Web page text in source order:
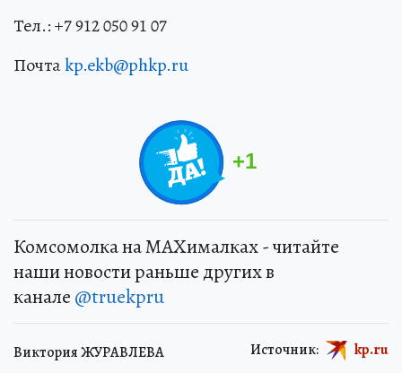
Тел.: +7 912 050 91 07
Почтаkp.ekb@phkp.ru
+1
Комсомолка на MAXималках - читайте
наши новости раньше других в
канале @truekpru
Виктория ЖУРАВЛЕВА Источник: kp.ru